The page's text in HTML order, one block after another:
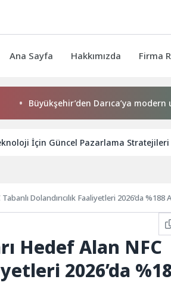
Ana Sayfa Hakkımızda Firma
Darıca’ya modern ulaşım
İçin Güncel Pazarlama Stratejileri
Dolandırıcılık Faaliyetleri 2026’da %188
Hedef Alan NFC
2026’da